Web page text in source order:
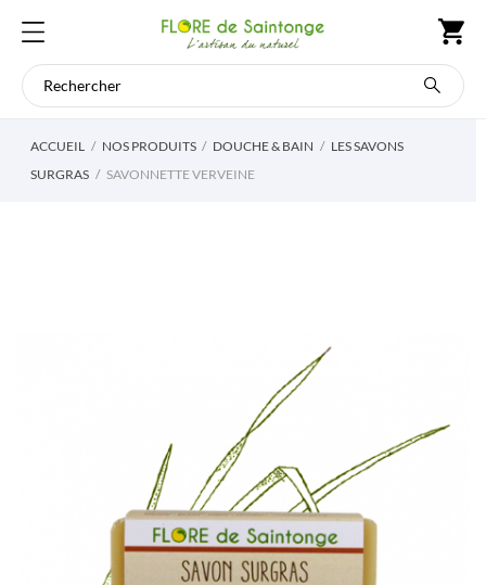
ACCUEIL NOS PRODUITS DOUCHE & BAIN
LES SAVONS
SURGRAS
SAVONNETTE VERVEINE